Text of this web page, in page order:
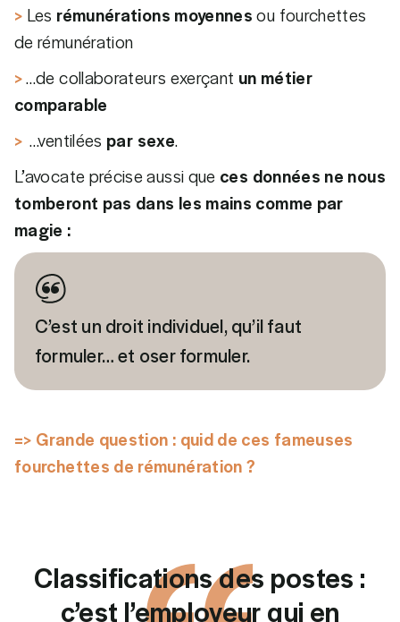
> Les rémunérations moyennesou fourchettes
de rémunération
>…de collaborateurs exerçant un métier
comparable
> …ventilées par sexe.
L’avocate précise aussi que ces données ne nous
tomberont pas dans les mains comme par
magie :
C’est un droit individuel, qu’il faut
formuler… et oser formuler.
=> Grande question : quid de ces fameuses
fourchettes de rémunération ?
Classifications des postes :
c’est l’employeur qui en